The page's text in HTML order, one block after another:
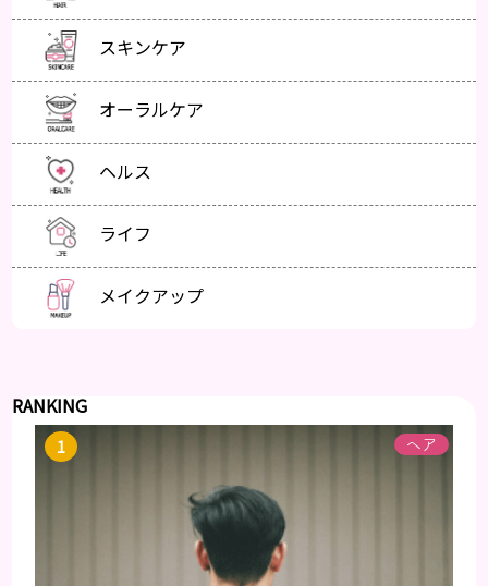
スキンケア
オーラルケア
ヘルス
ライフ
メイクアップ
RANKING
ヘア